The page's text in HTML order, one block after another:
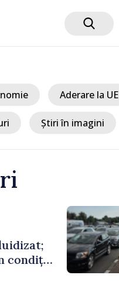
Aderare la UE
Știri în imagini
// Tamara
care
între Marea
Moldova